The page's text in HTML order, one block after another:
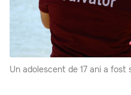
Un adolescent de 17 ani a